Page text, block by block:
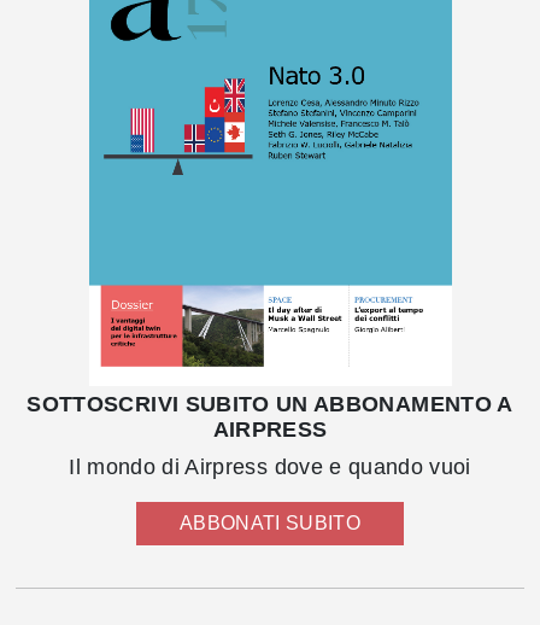
SOTTOSCRIVI SUBITO UN ABBONAMENTO A
AIRPRESS
Il mondo di Airpress dove e quando vuoi
ABBONATI SUBITO